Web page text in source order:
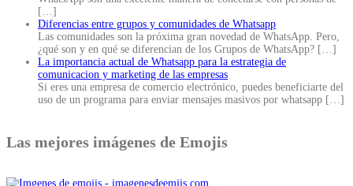
[…]
Diferencias entre grupos y comunidades de Whatsapp
Las comunidades son la próxima gran novedad de WhatsApp. Pero,
¿qué son y en qué se diferencian de los Grupos de WhatsApp? […]
La importancia actual de Whatsapp para la estrategia de
comunicacion y marketing de las empresas
Si eres una empresa de comercio electrónico, puedes beneficiarte del
uso de un programa para enviar mensajes masivos por whatsapp […]
Las mejores imágenes de Emojis